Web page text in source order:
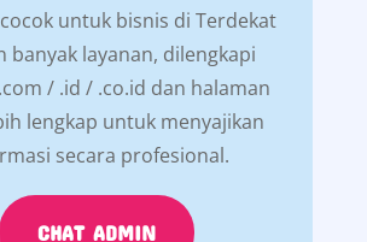
untuk bisnis di Terdekat
banyak layanan, dilengkapi
/ .id / .co.id dan halaman
lengkap untuk menyajikan
secara profesional.
CHAT ADMIN